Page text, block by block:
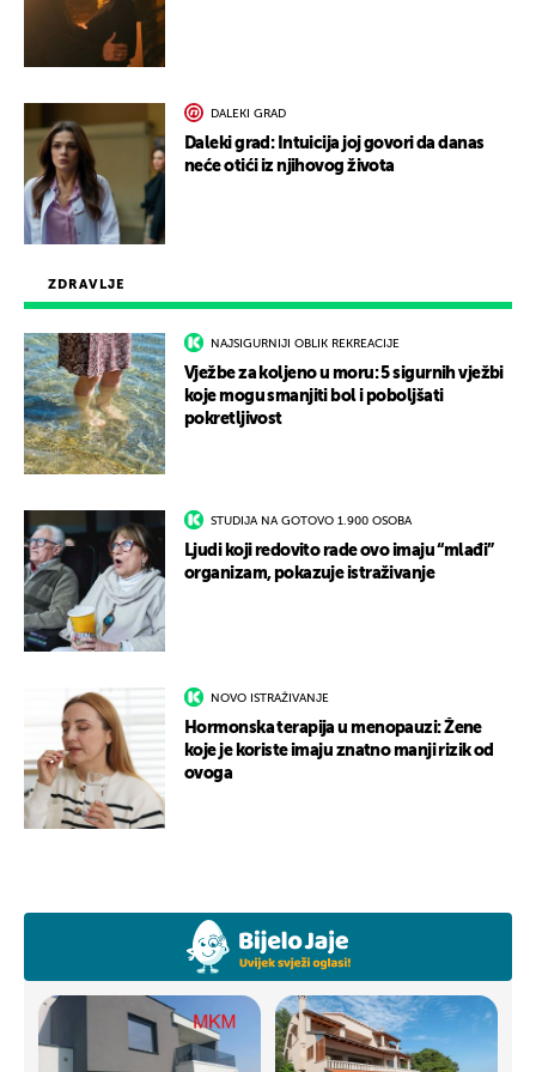
ZDRAVLJE
NAJSIGURNIJI OBLIK REKREACIJE
Vježbe za koljeno u moru: 5 sigurnih vježbi
koje mogu smanjiti bol i poboljšati
pokretljivost
STUDIJA NA GOTOVO 1.900 OSOBA
Ljudi koji redovito rade ovo imaju “mlađi”
organizam, pokazuje istraživanje
NOVO ISTRAŽIVANJE
Hormonska terapija u menopauzi: Žene
koje je koriste imaju znatno manji rizik od
ovoga
DALEKI GRAD
Daleki grad: Intuicija joj govori da danas
neće otići iz njihovog života